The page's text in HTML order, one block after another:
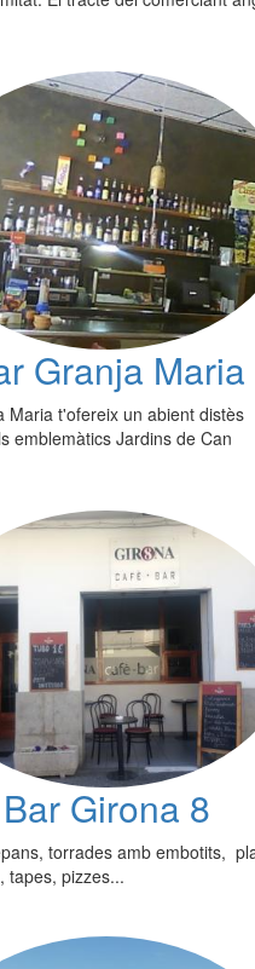
Granja Maria
Maria t'ofereix un abient distès
emblemàtics Jardins de Can
Bar Girona 8
torrades amb embotits,
tapes, pizzes...